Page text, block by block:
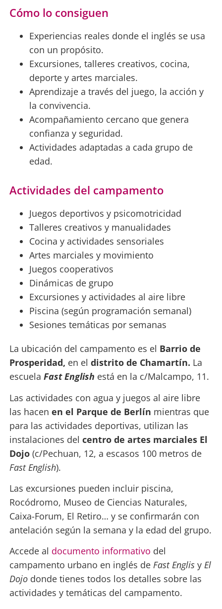
Cómo lo consiguen
Experiencias reales donde el inglés se usa
con un propósito.
Excursiones, talleres creativos, cocina,
deporte y artes marciales.
Aprendizaje a través del juego, la acción y
la convivencia.
Acompañamiento cercano que genera
confianza y seguridad.
Actividades adaptadas a cada grupo de
edad.
Actividades del campamento
Juegos deportivos y psicomotricidad
Talleres creativos y manualidades
Cocina y actividades sensoriales
Artes marciales y movimiento
Juegos cooperativos
Dinámicas de grupo
Excursiones y actividades al aire libre
Piscina (según programación semanal)
Sesiones temáticas por semanas
La ubicación del campamento es el Barrio de
Prosperidad, en el distrito de Chamartín. La
escuela Fast English está en la c/Malcampo, 11.
Las actividades con agua y juegos al aire libre
las hacen en el Parque de Berlín mientras que
para las actividades deportivas, utilizan las
instalaciones del centro de artes marciales El
Dojo(c/Pechuan, 12, a escasos 100 metros de
Fast English).
Las excursiones pueden incluir piscina,
Rocódromo, Museo de Ciencias Naturales,
Caixa-Forum, El Retiro… y se confirmarán con
antelación según la semana y la edad del grupo.
Accede al documento informativo del
campamento urbano en inglés de Fast Englisy El
Dojodonde tienes todos los detalles sobre las
actividades y temáticas del campamento.